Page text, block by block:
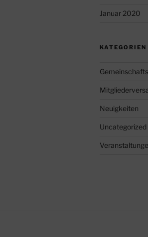
Januar 2020
KATEGORIEN
Neuigkeiten
Uncategorized